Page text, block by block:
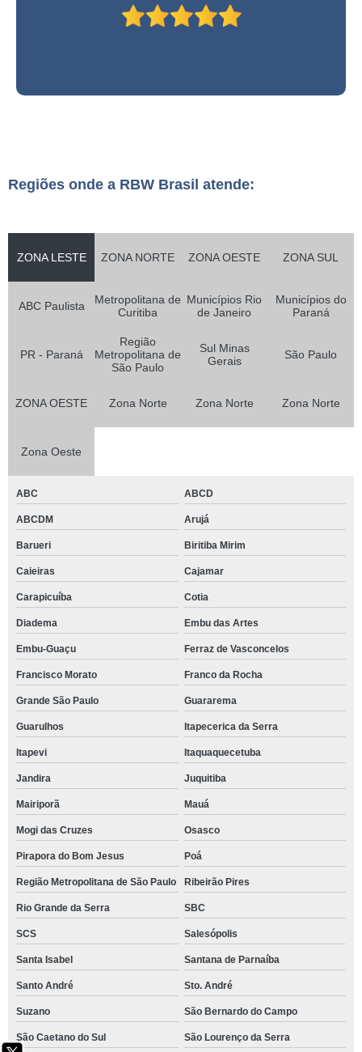
Regiões onde a RBW Brasil atende:
ZONA LESTE ZONA NORTE ZONA OESTE ZONA SUL
ABC Paulista
Metropolitana de
Curitiba
Municípios Rio
de Janeiro
Municípios do
Paraná
PR - Paraná
Região
Metropolitana de
São Paulo
Sul Minas
Gerais
São Paulo
ZONA OESTE Zona Norte Zona Norte Zona Norte
Zona Oeste
ABC ABCD
ABCDM Arujá
Barueri Biritiba Mirim
Caieiras Cajamar
Carapicuíba Cotia
Diadema Embu das Artes
Embu-Guaçu Ferraz de Vasconcelos
Francisco Morato Franco da Rocha
Grande São Paulo Guararema
Guarulhos Itapecerica da Serra
Itapevi Itaquaquecetuba
Jandira Juquitiba
Mairiporã Mauá
Mogi das Cruzes Osasco
Pirapora do Bom Jesus Poá
Região Metropolitana de São Paulo Ribeirão Pires
Rio Grande da Serra SBC
SCS Salesópolis
Santa Isabel Santana de Parnaíba
Santo André Sto. André
Suzano São Bernardo do Campo
São Caetano do Sul São Lourenço da Serra